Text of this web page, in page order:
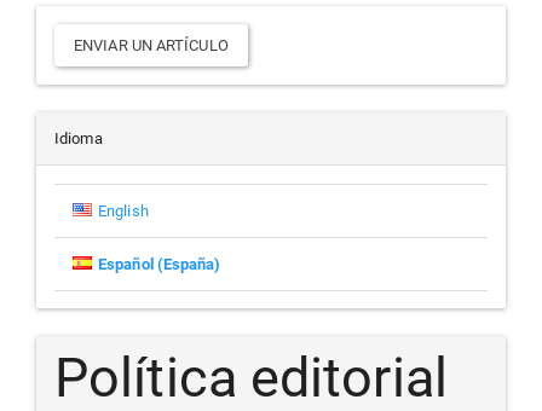
Enviar
un
artículo
ENVIAR UN ARTÍCULO
Idioma
English
Español (España)
Política editorial